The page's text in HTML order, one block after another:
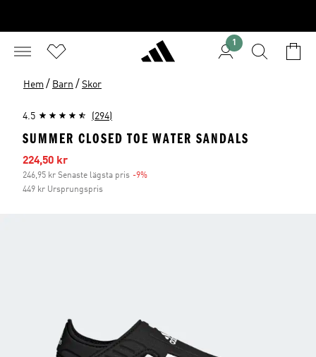
1
Hem / Barn / Skor
4.5 (294)
SUMMER CLOSED TOE WATER SANDALS
Reapris
224,50 kr
246,95 kr Senaste lägsta pris -9%
449 kr Ursprungspris